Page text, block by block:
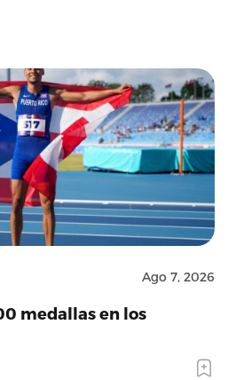
Ago 7, 2026
medallas en los